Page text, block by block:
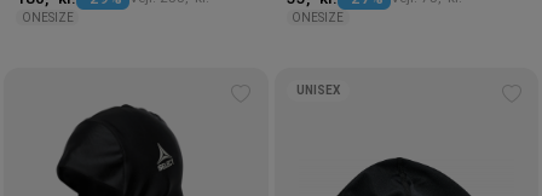
ONESIZE ONESIZE
UNISEX